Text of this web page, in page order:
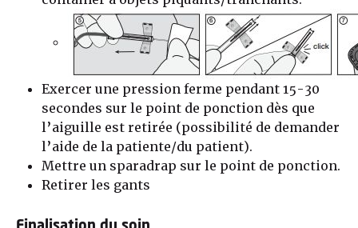
Exercer une pression ferme pendant 15-30
secondes sur le point de ponction dès que
l’aiguille est retirée (possibilité de demander
l’aide de la patiente/du patient).
Mettre un sparadrap sur le point de ponction.
Retirer les gants